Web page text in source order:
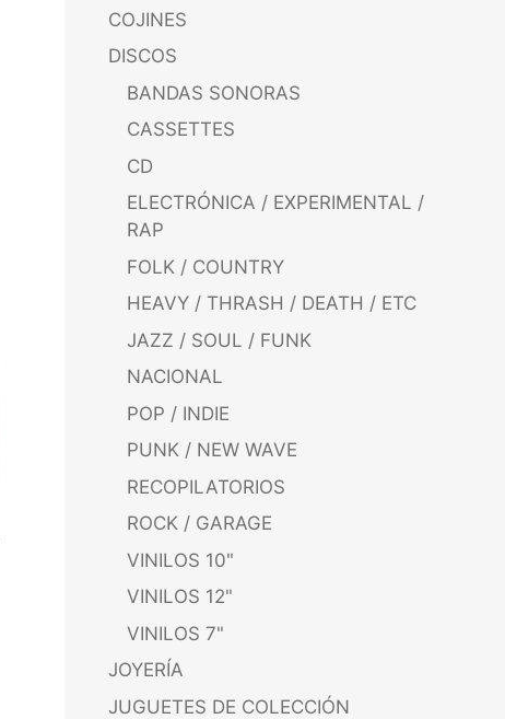
COJINES
DISCOS
BANDAS SONORAS
CASSETTES
CD
ELECTRÓNICA / EXPERIMENTAL /
RAP
FOLK / COUNTRY
HEAVY / THRASH / DEATH / ETC
JAZZ / SOUL / FUNK
NACIONAL
POP / INDIE
PUNK / NEW WAVE
RECOPILATORIOS
ROCK / GARAGE
VINILOS 10"
VINILOS 12"
VINILOS 7"
JOYERÍA
JUGUETES DE COLECCIÓN